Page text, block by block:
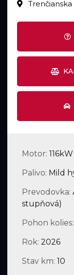
Trenčianska
Motor:
Palivo: Mild
Prevodovka:
stupňová)
Pohon kolies:
Rok: 2026
Stav km: 10